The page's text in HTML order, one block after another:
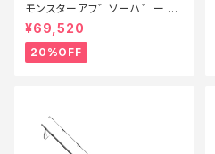
モンスターアフ゛ソーハ゛ー 8
2/8ハ゜ワーキャスティンク゛
【特価竿】【20】
¥69,520
20%OFF